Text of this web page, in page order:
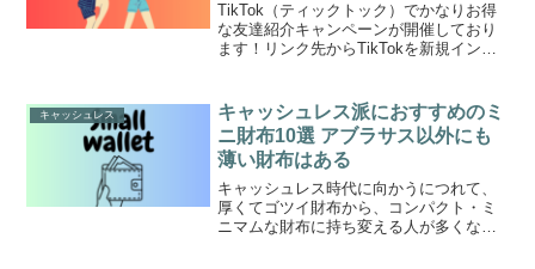
TikTok（ティックトック）でかなりお得
な友達紹介キャンペーンが開催しており
ます！リンク先からTikTokを新規インス
「3600円分」がもらえるキャンペーンが
2023...
キャッシュレス
キャッシュレス派におすすめのミ
ニ財布10選 アブラサス以外にも
薄い財布はある
キャッシュレス時代に向かうにつれて、
厚くてゴツイ財布から、コンパクト・ミ
ニマムな財布に持ち変える人が多くなっ